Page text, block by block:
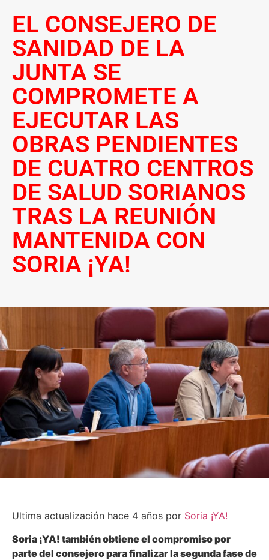
EL CONSEJERO DE
SANIDAD DE LA
JUNTA SE
COMPROMETE A
EJECUTAR LAS
OBRAS PENDIENTES
DE CUATRO CENTROS
DE SALUD SORIANOS
TRAS LA REUNIÓN
MANTENIDA CON
SORIA ¡YA!
Ultima actualización hace 4 años por Soria ¡YA!
Soria ¡YA! también obtiene el compromiso por
parte del consejero para finalizar la segunda fase de